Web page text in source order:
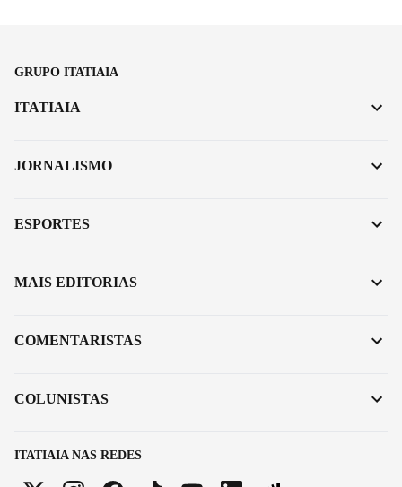
GRUPO ITATIAIA
ITATIAIA NAS REDES
ITATIAIA
JORNALISMO
ESPORTES
MAIS EDITORIAS
COMENTARISTAS
COLUNISTAS